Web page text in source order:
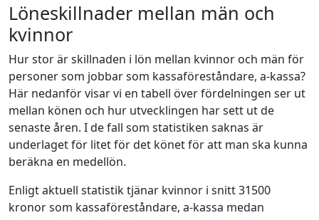
Löneskillnader mellan män och
kvinnor
Hur stor är skillnaden i lön mellan kvinnor och män för
personer som jobbar som kassaföreståndare, a-kassa?
Här nedanför visar vi en tabell över fördelningen ser ut
mellan könen och hur utvecklingen har sett ut de
senaste åren. I de fall som statistiken saknas är
underlaget för litet för det könet för att man ska kunna
beräkna en medellön.
Enligt aktuell statistik tjänar kvinnor i snitt 31500
kronor som kassaföreståndare, a-kassa medan